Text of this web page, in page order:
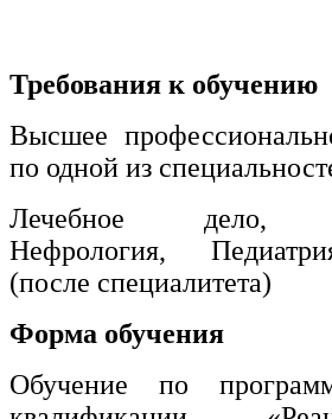
Требования к обучению
Высшее
по одной из
Лечебное дело,
Нефрология,
(после специалитета)
Форма обучения
Обучение по